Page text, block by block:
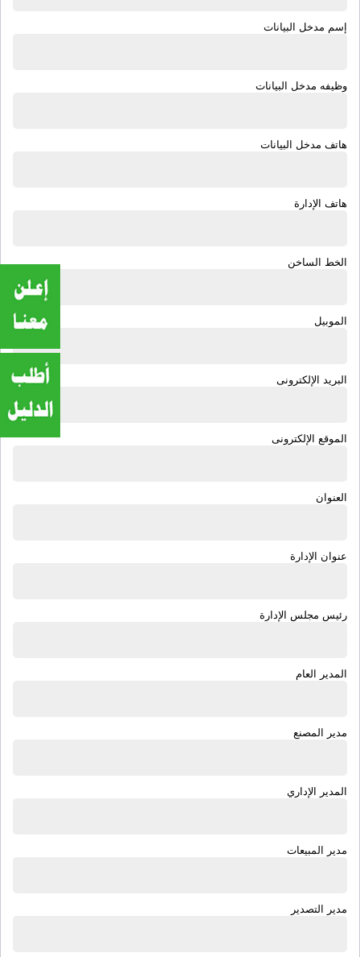
إسم مدخل البيانات
وظيفه مدخل البيانات
هاتف مدخل البيانات
هاتف الإدارة
الخط الساخن
الموبيل
البريد الإلكترونى
الموقع الإلكترونى
العنوان
عنوان الإدارة
رئيس مجلس الإدارة
المدير العام
مدير المصنع
المدير الإداري
مدير المبيعات
مدير التصدير